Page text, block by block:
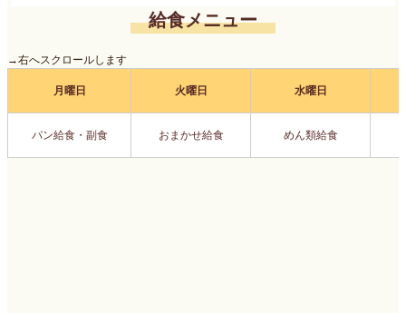
給食メニュー
→右へスクロールします
月曜日 火曜日 水曜日
パン給食・副食 おまかせ給食 めん類給食